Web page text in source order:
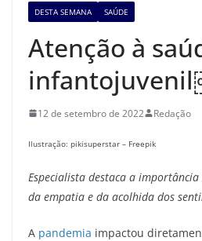
DESTA SEMANA SAÚDE
Atenção à
12 de setembro de 2022 Redação
Ilustração: pikisuperstar – Freepik
Especialista destaca a
da empatia e da acolhida dos
A pandemia impactou